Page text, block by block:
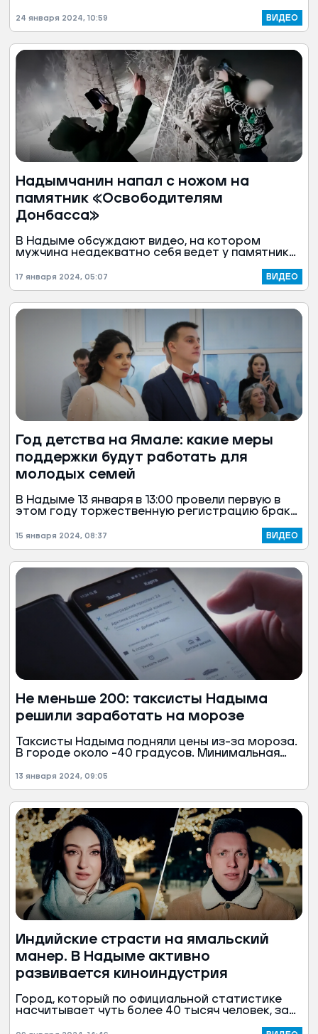
дает рекомендации по питанию и публикует
видеоуроки о правильной техникое выполнения
выслушал и наш корреспондент.
24 января 2024, 10:59 ВИДЕО
Надымчанин напал с ножом на
памятник «Освободителям
Донбасса»
В Надыме обсуждают видео, на котором
мужчина неадекватно себя ведет у памятника
нападает на скульптуру с игрушечным ножом, а
потом пытается укрыть бронзового воина
надымчанину ответить за свое поведение.
17 января 2024, 05:07 ВИДЕО
Год детства на Ямале: какие меры
поддержки будут работать для
молодых семей
В Надыме 13 января в 13:00 провели первую в
этом году торжественную регистрацию брака.
комбинации становятся особенно
15 января 2024, 08:37 ВИДЕО
Не меньше 200: таксисты Надыма
решили заработать на морозе
Таксисты Надыма подняли цены из-за мороза.
В городе около -40 градусов. Минимальная
рублей.
13 января 2024, 09:05
Индийские страсти на ямальский
манер. В Надыме активно
развивается киноиндустрия
Город, который по официальной статистике
насчитывает чуть более 40 тысяч человек, за